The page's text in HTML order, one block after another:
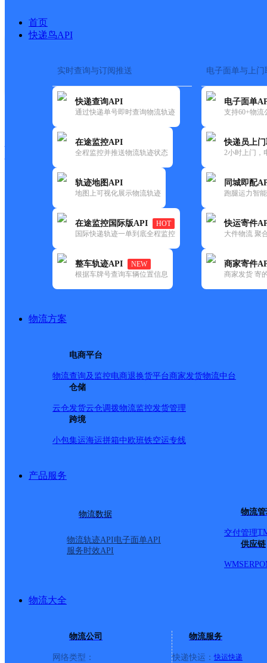
首页
快递鸟API
实时查询与订阅推送
快递查询API
通过快递单号即时查询物流轨迹
在途监控API
全程监控并推送物流轨迹状态
轨迹地图API
地图上可视化展示物流轨迹
在途监控国际版API
HOT
国际快递轨迹一单到底全程监控
整车轨迹API
NEW
根据车牌号查询车辆位置信息
电子面单与上门
电子面单
支持60+物流
快递员上
2小时上门，
同城即配
跑腿运力智
快运寄件
大件物流 聚
商家寄件
商家发货 寄
物流方案
电商平台
物流查询及监控电商退换货平台商家发货物流中台
仓储
云仓发货云仓调拨物流监控发货管理
跨境
小包集运海运拼箱中欧班铁空运专线
产品服务
物流数据
物流轨迹API电子面单API
服务时效API
物流
交付管理
供应链
WMSERP
物流大全
物流公司
网络类型：
物流服务
快递快运： 快运快递
快运大全 快递时效
优速
UH泰安宁阳
更新时间：2022-07-12 00:00:00
所属快递：优速快递
所属区域：山东省-泰安市-宁阳县
网点地址：泰安市宁阳县华阳大街1299号
网点负责人：